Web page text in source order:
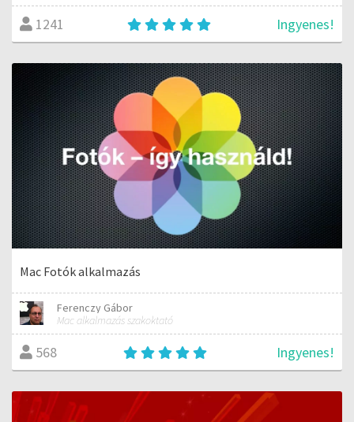
1241 Ingyenes!
Mac Fotók alkalmazás
Ferenczy Gábor
Mac alkalmazás szakoktató
568 Ingyenes!